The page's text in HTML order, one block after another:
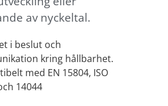
av nyckeltal.
i beslut och
kring hållbarhet.
med EN 15804, ISO
14044